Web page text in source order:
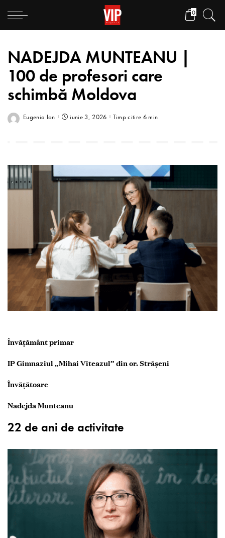
0
NADEJDA MUNTEANU |
100 de profesori care
schimbă Moldova
Eugenia Ion iunie 3, 2026 Timp citire 6 min
Învățământ primar
IP Gimnaziul „Mihai Viteazul” din or. Strășeni
Învățătoare
Nadejda Munteanu
22 de ani de activitate